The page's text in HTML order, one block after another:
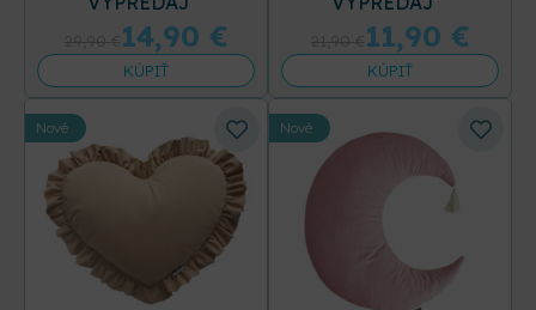
14,90 €
KÚPIŤ
11,90 €
KÚPIŤ
Nové Nové